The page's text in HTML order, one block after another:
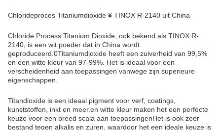
Chlorideproces Titaniumdioxide ¥ TINOX R-2140 uit China
Chloride Process Titanium Dioxide, ook bekend als TINOX R-
2140, is een wit poeder dat in China wordt
geproduceerd.0Titaniumdioxide heeft een zuiverheid van 99,5%
en een witte kleur van 97-99%. Het is ideaal voor een
verscheidenheid aan toepassingen vanwege zijn superieure
eigenschappen.
Titandioxide is een ideaal pigment voor verf, coatings,
kunststoffen, inkt en meer.en witte kleur maken het een perfecte
keuze voor een breed scala aan toepassingenHet is ook zeer
bestand tegen alkalis en zuren, waardoor het een ideale keuze is